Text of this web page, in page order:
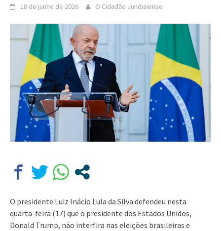
18 de junho de 2026 O Cidadão Jundiaiense
O presidente Luiz Inácio Lula da Silva defendeu nesta
quarta-feira (17) que o presidente dos Estados Unidos,
Donald Trump, não interfira nas eleições brasileiras e